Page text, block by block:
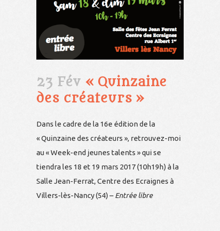
23 Fév « Quinzaine
des créateurs »
Dans le cadre de la 16e édition de la
« Quinzaine des créateurs », retrouvez-moi
au « Week-end jeunes talents » qui se
tiendra les 18 et 19 mars 2017 (10h19h) à la
Salle Jean-Ferrat, Centre des Ecraignes à
Villers-lès-Nancy (54) – Entrée libre